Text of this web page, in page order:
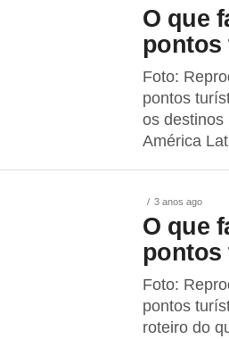
O que
pontos
Foto:
pontos
os destinos
América
3 anos ago
O que
pontos
Foto:
pontos
roteiro do